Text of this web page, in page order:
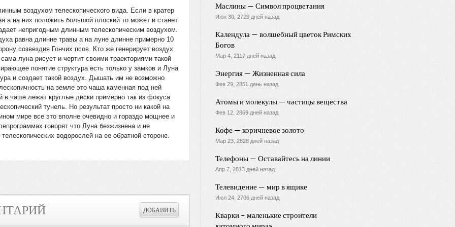
воздухом телескопического вида. Если в кратер
а на них положить большой плоский то может и станет
непригодным длинным телескопическим воздухом.
равна длинне травы а на луне длинне примерно 10
созвездия Гончих псов. Кто же генерирует воздух
луна рисует и чертит своими траекториями такой
понятие структура есть только у замков и Луна
и создает такой воздух. Дышать им не возможно
на земле это чаша каменная под ней
в чаше лежат круглые диски примерно так из фокуса
тунель. Но результат просто ни какой на
мире все это вполне очевидно и гораздо мощнее и
говорят что Луна безжизнена и не
водорослей на ее обратной стороне.
Маслины — Символ процветания
Июн 30, 2729 дней назад
Календула — волшебный цветок Римских
Богов
Мар 4, 2117 дней назад
Энергия — Жизненная сила
Фев 29, 2851 день назад
Атомы и молекулы — частицы вещества
Фев 12, 2869 дней назад
Кофе — коричневое золото
Мар 23, 2828 дней назад
Телефоны — Оставайтесь на линии
Апр 7, 2813 дней назад
Телевидение — мир в ящике
Июл 24, 2706 дней назад
Кварки – маленькие строители